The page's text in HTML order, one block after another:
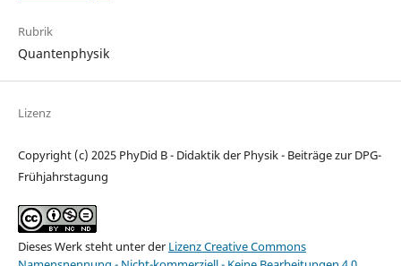
Rubrik
Quantenphysik
Lizenz
Copyright (c) 2025 PhyDid B - Didaktik der Physik - Beiträge zur DPG-
Frühjahrstagung
Dieses Werk steht unter der Lizenz Creative Commons